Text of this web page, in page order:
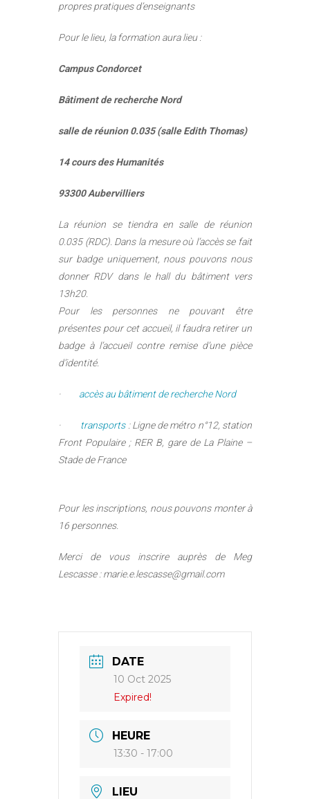
propres pratiques d’enseignants
Pour le lieu, la formation aura lieu :
Campus Condorcet
Bâtiment de recherche Nord
salle de réunion 0.035 (salle Edith Thomas)
14 cours des Humanités
93300 Aubervilliers
La réunion se tiendra en salle de réunion
0.035 (RDC). Dans la mesure où l’accès se fait
sur badge uniquement, nous pouvons nous
donner RDV dans le hall du bâtiment vers
13h20.
Pour les personnes ne pouvant être
présentes pour cet accueil, il faudra retirer un
badge à l’accueil contre remise d’une pièce
d’identité.
· accès au bâtiment de recherche Nord
· transports: Ligne de métro n°12, station
Front Populaire ; RER B, gare de La Plaine –
Stade de France
Pour les inscriptions, nous pouvons monter à
16 personnes.
Merci de vous inscrire auprès de Meg
Lescasse : marie.e.lescasse@gmail.com
DATE
10 Oct 2025
Expired!
HEURE
13:30 - 17:00
LIEU